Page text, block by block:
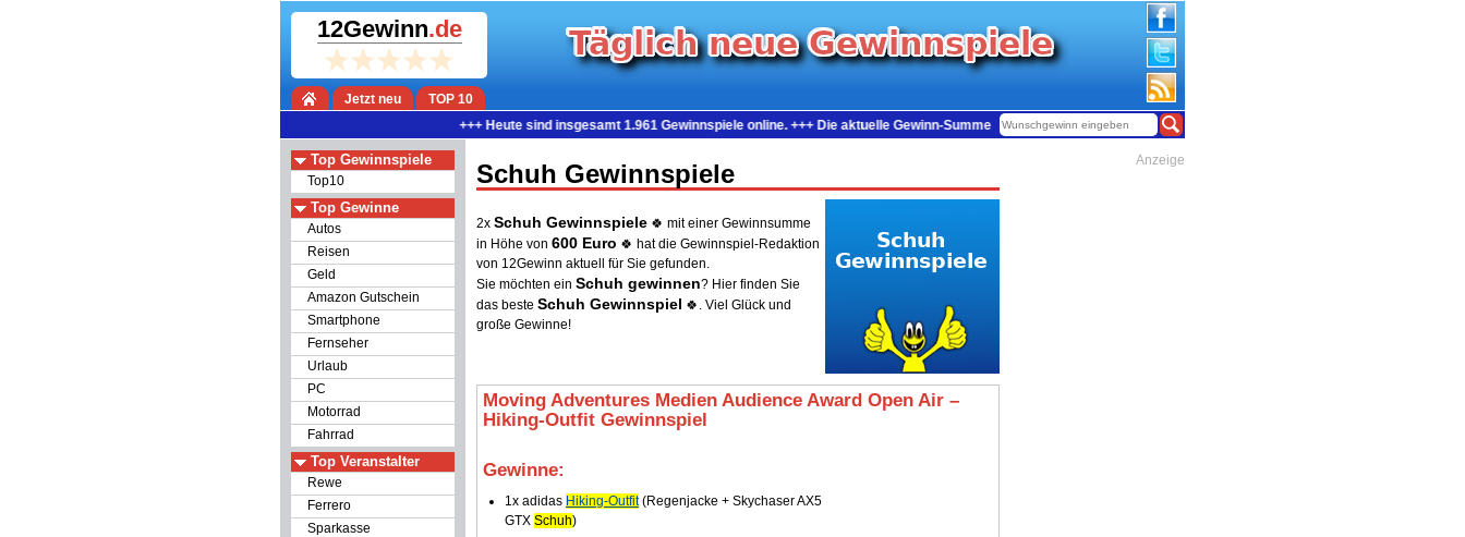
12Gewinn.de
Jetzt neu
TOP 10
+++ Heute sind insgesamt 1.961 Gewinnspiele online. +++ Die aktuelle Gewinn-Summe beträgt 38.854.027 Euro. +++ Insgesamt 17.972.148 Gewinne warten auf glückliche
Top Gewinnspiele
Top10
Top Gewinne
Autos
Reisen
Geld
Amazon Gutschein
Smartphone
Fernseher
Urlaub
PC
Motorrad
Fahrrad
Top Veranstalter
Rewe
Ferrero
Sparkasse
Schuh Gewinnspiele
2x Schuh Gewinnspiele 🍀 mit einer Gewinnsumme
in Höhe von 600 Euro 🍀 hat die Gewinnspiel-Redaktion
von 12Gewinn aktuell für Sie gefunden.
Sie möchten ein Schuh gewinnen? Hier finden Sie
das beste Schuh Gewinnspiel 🍀. Viel Glück und
große Gewinne!
Moving Adventures Medien Audience Award Open Air –
Hiking‑Outfit Gewinnspiel
Gewinne:
1x adidas Hiking‑Outfit(Regenjacke + Skychaser AX5
GTX Schuh)
Anzeige